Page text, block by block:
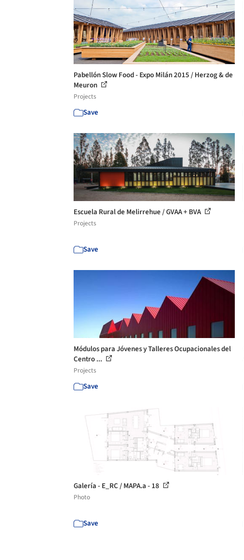
Pabellón Slow Food - Expo Milán 2015 / Herzog & de
Meuron
Projects
Save
Escuela Rural de Melirrehue / GVAA + BVA
Projects
Save
Módulos para Jóvenes y Talleres Ocupacionales del
Centro ...
Projects
Save
Galería - E_RC / MAPA.a - 18
Photo
Save